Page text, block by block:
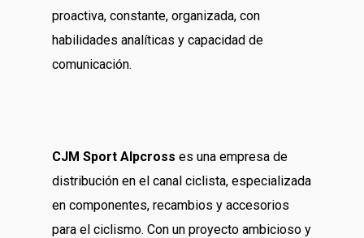
proactiva, constante, organizada, con
habilidades analíticas y capacidad de
comunicación.
CJM Sport Alpcross es una empresa de
distribución en el canal ciclista, especializada
en componentes, recambios y accesorios
para el ciclismo. Con un proyecto ambicioso y